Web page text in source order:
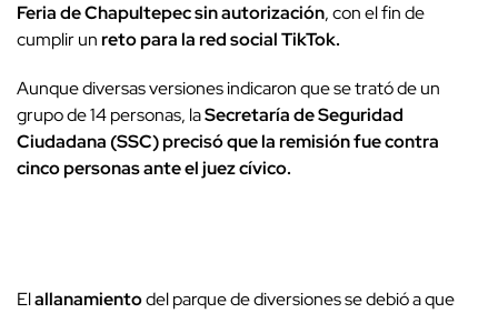
Feria de Chapultepec sin autorización, con el fin de
cumplir unreto para la red social TikTok.
Aunque diversas versiones indicaron que se trató de un
grupo de 14 personas, laSecretaría de Seguridad
Ciudadana (SSC) precisó que la remisión fue contra
cinco personas ante el juez cívico.
Elallanamientodel parque de diversiones se debió a que